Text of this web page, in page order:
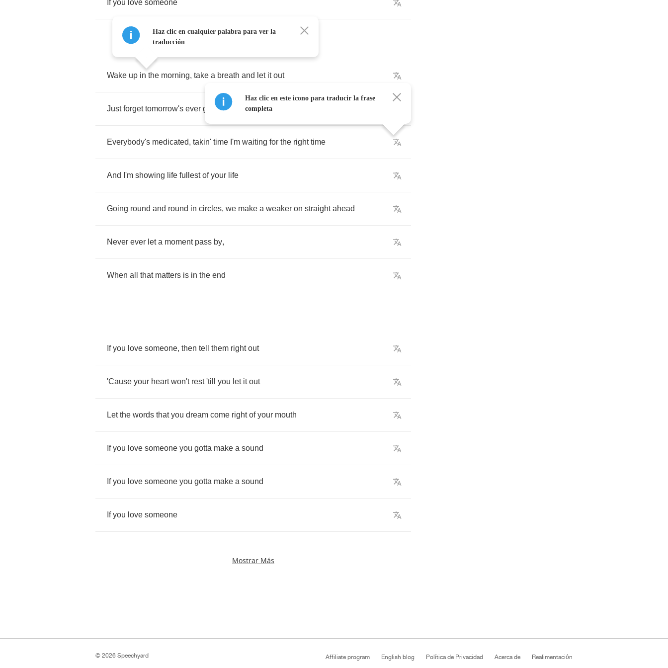
If you love someone
Wake up in the morning, take a breath and let it out
Just forget tomorrow's ever gonna come around
Everybody's medicated, takin' time I'm waiting for the right time
And I'm showing life fullest of your life
Going round and round in circles, we make a weaker on straight ahead
Never ever let a moment pass by,
When all that matters is in the end
If you love someone, then tell them right out
'Cause your heart won't rest 'till you let it out
Let the words that you dream come right of your mouth
If you love someone you gotta make a sound
If you love someone you gotta make a sound
If you love someone
Mostrar Más
Haz clic en cualquier palabra para ver la
traducción
Haz clic en este icono para traducir la frase
completa
Affiliate program English blog Política de Privacidad Acerca de Realimentación
© 2026 Speechyard